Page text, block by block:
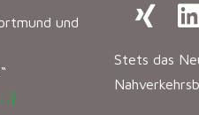
und
Stets das